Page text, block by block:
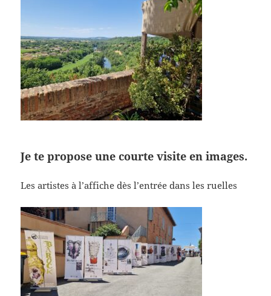
Je te propose une courte visite en images.
Les artistes à l’affiche dès l’entrée dans les ruelles